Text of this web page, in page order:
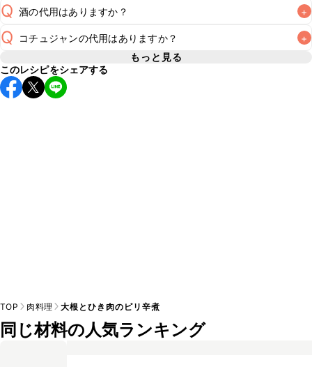
A
Q 酒の代用はありますか？ +
A
Q コチュジャンの代用はありますか？ +
A コチュジャンの代用は
もっと見る
このレシピをシェアする
TOP 肉料理 大根とひき肉のピリ辛煮
同じ材料の人気ランキング